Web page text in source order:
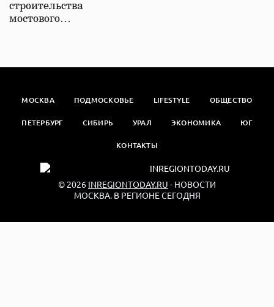
строительства
мостового…
МОСКВА ПОДМОСКОВЬЕ LIFESTYLE ОБЩЕСТВО
ПЕТЕРБУРГ СИБИРЬ УРАЛ ЭКОНОМИКА ЮГ
КОНТАКТЫ
© 2026 INREGIONTODAY.RU - НОВОСТИ
МОСКВА. В РЕГИОНЕ СЕГОДНЯ